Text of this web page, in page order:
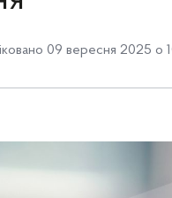
09 вересня 2025 о